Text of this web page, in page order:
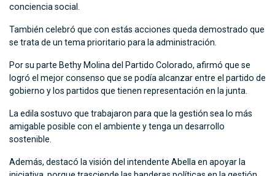
conciencia social.
También celebró que con estás acciones queda demostrado que
se trata de un tema prioritario para la administración.
Por su parte Bethy Molina del Partido Colorado, afirmó que se
logró el mejor consenso que se podía alcanzar entre el partido de
gobierno y los partidos que tienen representación en la junta.
La edila sostuvo que trabajaron para que la gestión sea lo más
amigable posible con el ambiente y tenga un desarrollo
sostenible.
Además, destacó la visión del intendente Abella en apoyar la